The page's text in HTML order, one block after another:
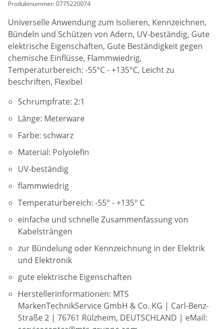
Produktnummer:0775220074
Universelle Anwendung zum Isolieren, Kennzeichnen,
Bündeln und Schützen von Adern, UV-beständig, Gute
elektrische Eigenschaften, Gute Beständigkeit gegen
chemische Einflüsse, Flammwiedrig,
Temperaturbereich: -55°C - +135°C, Leicht zu
beschriften, Flexibel
Schrumpfrate: 2:1
Länge: Meterware
Farbe: schwarz
Material: Polyolefin
UV-beständig
flammwiedrig
Temperaturbereich: -55° - +135° C
einfache und schnelle Zusammenfassung von
Kabelsträngen
zur Bündelung oder Kennzeichnung in der Elektrik
und Elektronik
gute elektrische Eigenschaften
Herstellerinformationen: MTS
MarkenTechnikService GmbH & Co. KG | Carl-Benz-
Straße 2 | 76761 Rülzheim, DEUTSCHLAND | eMail: